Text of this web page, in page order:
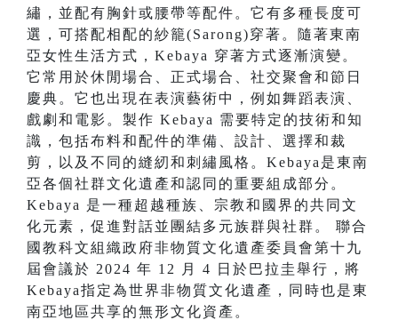
繡，並配有胸針或腰帶等配件。它有多種長度可
選，可搭配相配的紗籠(Sarong)穿著。隨著東南
亞女性生活方式，Kebaya 穿著方式逐漸演變。
它常用於休閒場合、正式場合、社交聚會和節日
慶典。它也出現在表演藝術中，例如舞蹈表演、
戲劇和電影。製作 Kebaya 需要特定的技術和知
識，包括布料和配件的準備、設計、選擇和裁
剪，以及不同的縫紉和刺繡風格。Kebaya是東南
亞各個社群文化遺產和認同的重要組成部分。
Kebaya 是一種超越種族、宗教和國界的共同文
化元素，促進對話並團結多元族群與社群。 聯合
國教科文組織政府非物質文化遺產委員會第十九
屆會議於 2024 年 12 月 4 日於巴拉圭舉行，將
Kebaya指定為世界非物質文化遺產，同時也是東
南亞地區共享的無形文化資產。